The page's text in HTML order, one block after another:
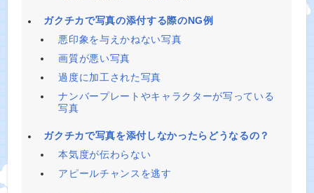
ガクチカで写真の添付する際のNG例
悪印象を与えかねない写真
画質が悪い写真
過度に加工された写真
ナンバープレートやキャラクターが写っている
写真
ガクチカで写真を添付しなかったらどうなるの？
本気度が伝わらない
アピールチャンスを逃す